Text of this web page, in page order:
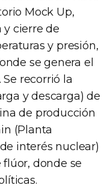
Mock Up,
cierre de
y presión,
se genera el
recorrió la
y descarga) de
de producción
(Planta
interés nuclear)
donde se